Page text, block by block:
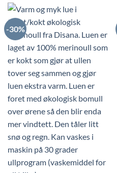
varianter.
Alternativene
kan
velges
på
produktsiden
-30%